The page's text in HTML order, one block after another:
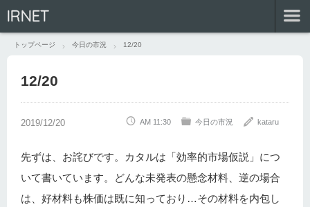
IRNET
トップページ 今日の市況 12/20
12/20
AM 11:30 今日の市況 kataru
先ずは、お詫びです。カタルは「効率的市場仮説」につ
いて書いています。どんな未発表の懸念材料、逆の場合
は、好材料も株価は既に知っており…その材料を内包し